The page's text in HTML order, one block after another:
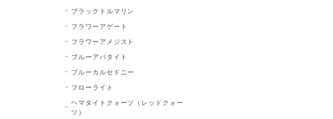
ブラックトルマリン
フラワーアゲート
フラワーアメジスト
ブルーアパタイト
ブルーカルセドニー
フローライト
ヘマタイトクォーツ（レッドクォー
ツ）